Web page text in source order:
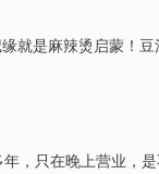
就是麻辣烫启蒙！
，只在晚上营业，